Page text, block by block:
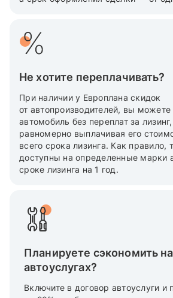
Не хотите переплачивать?
При наличии у Европлана скидок
от автопроизводителей, вы
автомобиль без переплат за
равномерно выплачивая его
всего срока лизинга. Как правило,
доступны на определенные марки
сроке лизинга на 1 год.
Планируете сэкономить на
автоуслугах?
Включите в договор автоуслуги и